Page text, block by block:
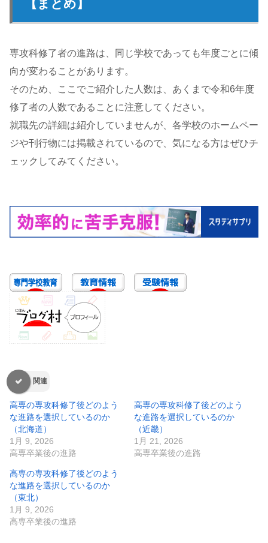
【まとめ】
専攻科修了者の進路は、同じ学校であっても年度ごとに傾
向が変わることがあります。
そのため、ここでご紹介した人数は、あくまで令和6年度
修了者の人数であることに注意してください。
就職先の詳細は紹介していませんが、各学校のホームペー
ジや刊行物には掲載されているので、気になる方はぜひチ
ェックしてみてください。
関連
高専の専攻科修了後どのよう
な進路を選択しているのか
（北海道）
1月 9, 2026
高専卒業後の進路
高専の専攻科修了後どのよう
な進路を選択しているのか
（近畿）
1月 21, 2026
高専卒業後の進路
高専の専攻科修了後どのよう
な進路を選択しているのか
（東北）
1月 9, 2026
高専卒業後の進路